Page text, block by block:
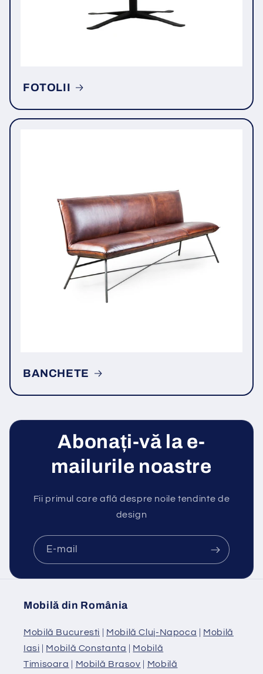
FOTOLII
BANCHETE
Abonați-vă la e-
mailurile noastre
Fii primul care află despre noile tendinte de
design
E-mail
Mobilă din România
Mobilă Bucuresti | Mobilă Cluj-Napoca | Mobilă
Iasi | Mobilă Constanta | Mobilă
Timisoara | Mobilă Brasov | Mobilă